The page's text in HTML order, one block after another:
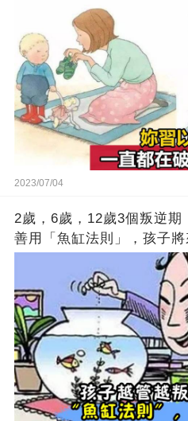
2023/07/04
2歲，6歲，12歲3個叛逆
善用「魚缸法則」，孩子